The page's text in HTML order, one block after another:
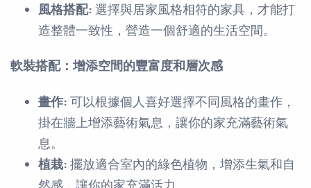
風格搭配: 選擇與居家風格相符的家具，才能打
造整體一致性，營造一個舒適的生活空間。
軟裝搭配：增添空間的豐富度和層次感
畫作: 可以根據個人喜好選擇不同風格的畫作，
掛在牆上增添藝術氣息，讓你的家充滿藝術氣
息。
植栽: 擺放適合室內的綠色植物，增添生氣和自